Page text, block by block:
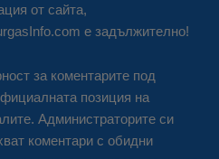
от сайта,
е задължително!
за коментарите под
позиция на
Администраторите си
коментари с обидни